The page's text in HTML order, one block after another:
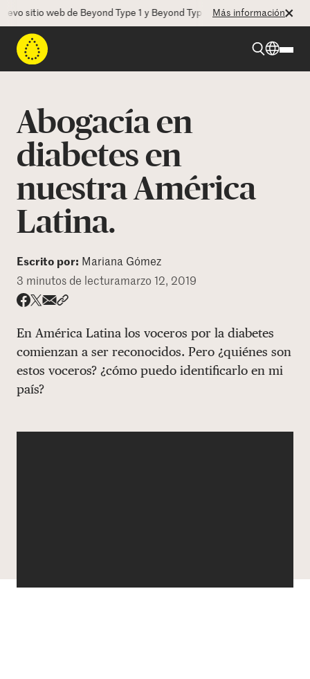
sitio web de Beyond Type 1 y Beyond Type 2! La CEO Deborah
Más información
Beyond Type 2
Recursos
Programas
Quienes somos
DONAR
Abogacía en
diabetes en
nuestra América
Latina.
Escrito por: Mariana Gómez
3 minutos de lecturamarzo 12, 2019
En América Latina los voceros por la diabetes
comienzan a ser reconocidos. Pero ¿quiénes son
estos voceros? ¿cómo puedo identificarlo en mi
país?